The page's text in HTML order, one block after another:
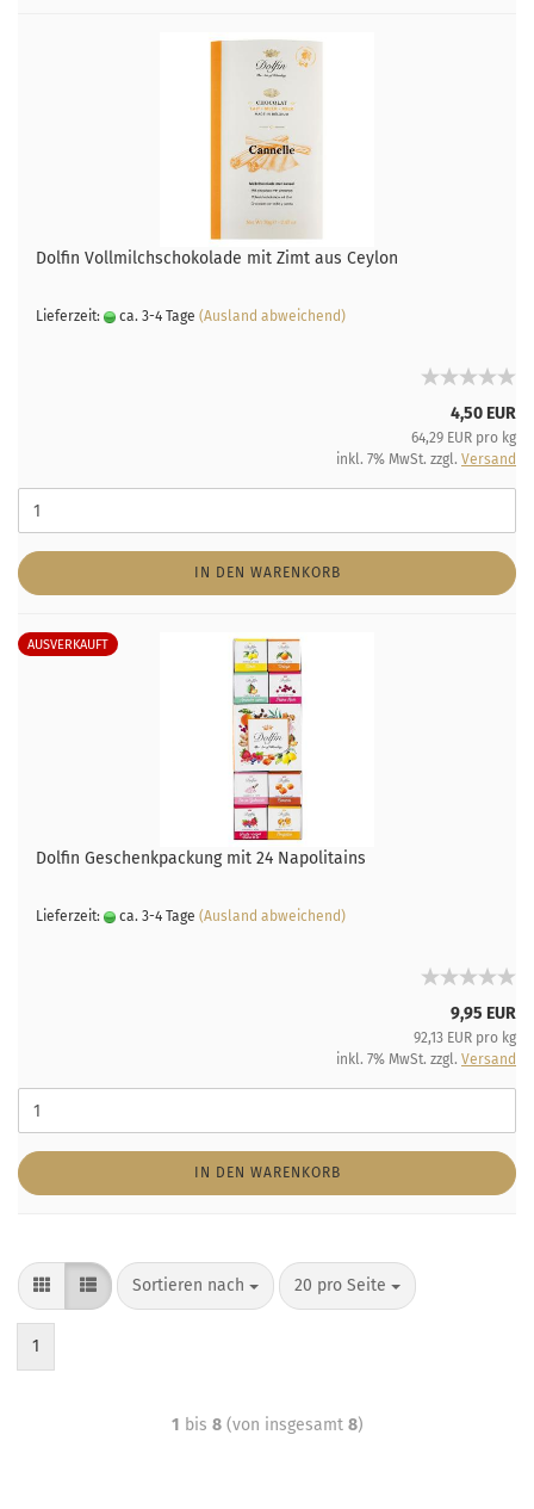
Dolfin Vollmilchschokolade mit Zimt aus Ceylon
Lieferzeit: ca. 3-4 Tage (Ausland abweichend)
4,50 EUR
64,29 EUR pro kg
inkl. 7% MwSt. zzgl. Versand
IN DEN WARENKORB
AUSVERKAUFT
Dolfin Geschenkpackung mit 24 Napolitains
Lieferzeit: ca. 3-4 Tage (Ausland abweichend)
9,95 EUR
92,13 EUR pro kg
inkl. 7% MwSt. zzgl. Versand
IN DEN WARENKORB
Sortieren nach 20 pro Seite
1
1 bis 8(von insgesamt 8)